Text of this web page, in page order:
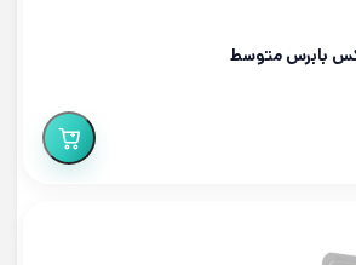
بابرس متوسط